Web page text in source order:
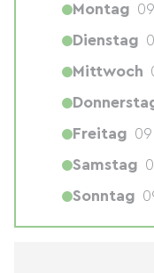
Montag
Dienstag
Mittwoch
Freitag
Samstag
Sonntag